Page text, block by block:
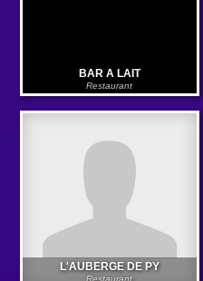
BAR A LAIT
Restaurant
L'AUBERGE DE PY
Restaurant